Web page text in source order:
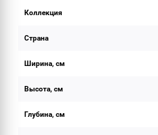
Коллекция
Страна
Ширина, см
Высота, см
Глубина, см